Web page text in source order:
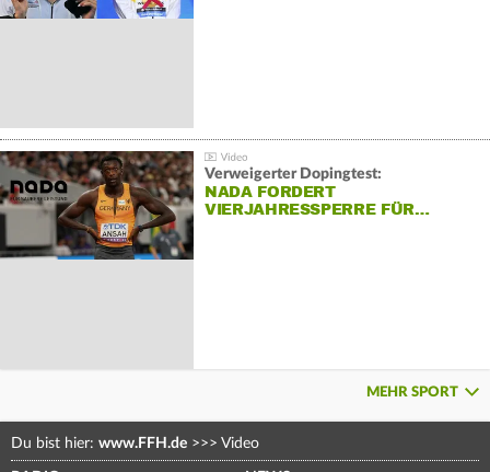
Verweigerter Dopingtest:
NADA FORDERT
VIERJAHRESSPERRE FÜR…
MEHR SPORT
Du bist hier: www.FFH.de >>> Video